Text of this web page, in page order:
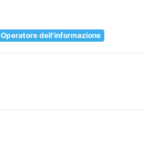
Operatore dell'informazione